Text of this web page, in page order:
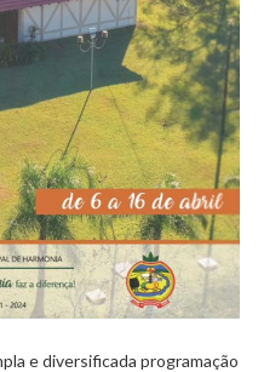
e diversificada programação